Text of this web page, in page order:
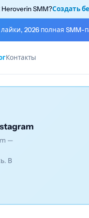
SMM?Создать
2026 полная SMM-
Контакты
—
В